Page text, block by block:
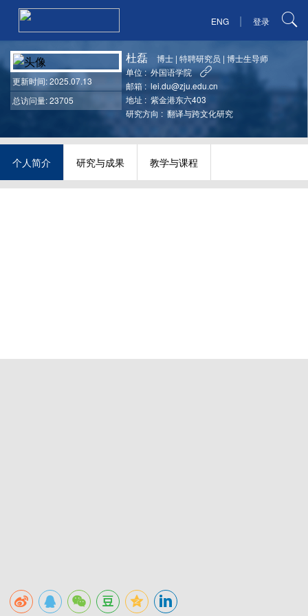
ENG | 登录
更新时间: 2025.07.13
总访问量: 23705
杜磊 博士 |特聘研究员 |博士生导师
单位 : 外国语学院
邮箱 : lei.du@zju.edu.cn
地址 : 紫金港东六403
研究方向 : 翻译与跨文化研究
个人简介 研究与成果 教学与课程